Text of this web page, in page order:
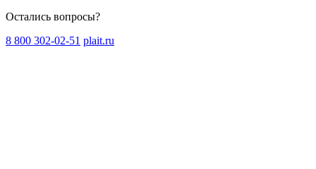
Остались вопросы?
8 800 302-02-51 plait.ru